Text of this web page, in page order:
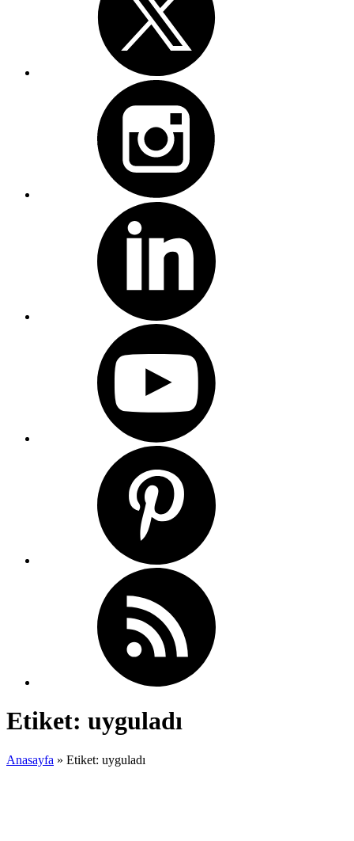
Etiket: uyguladı
Anasayfa » Etiket: uyguladı